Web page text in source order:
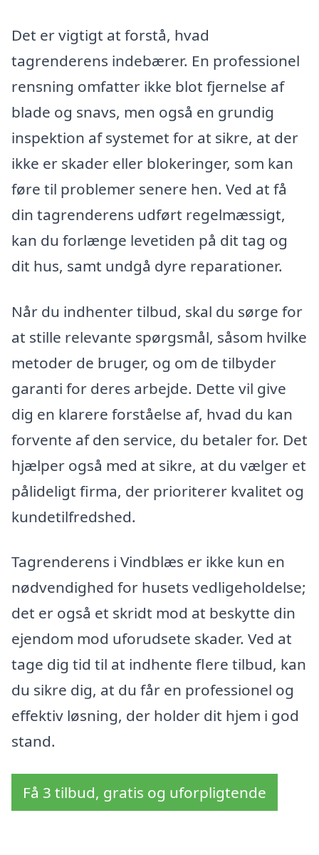
Det er vigtigt at forstå, hvad
tagrenderens indebærer. En professionel
rensning omfatter ikke blot fjernelse af
blade og snavs, men også en grundig
inspektion af systemet for at sikre, at der
ikke er skader eller blokeringer, som kan
føre til problemer senere hen. Ved at få
din tagrenderens udført regelmæssigt,
kan du forlænge levetiden på dit tag og
dit hus, samt undgå dyre reparationer.
Når du indhenter tilbud, skal du sørge for
at stille relevante spørgsmål, såsom hvilke
metoder de bruger, og om de tilbyder
garanti for deres arbejde. Dette vil give
dig en klarere forståelse af, hvad du kan
forvente af den service, du betaler for. Det
hjælper også med at sikre, at du vælger et
pålideligt firma, der prioriterer kvalitet og
kundetilfredshed.
Tagrenderens i Vindblæs er ikke kun en
nødvendighed for husets vedligeholdelse;
det er også et skridt mod at beskytte din
ejendom mod uforudsete skader. Ved at
tage dig tid til at indhente flere tilbud, kan
du sikre dig, at du får en professionel og
effektiv løsning, der holder dit hjem i god
stand.
Få 3 tilbud, gratis og uforpligtende